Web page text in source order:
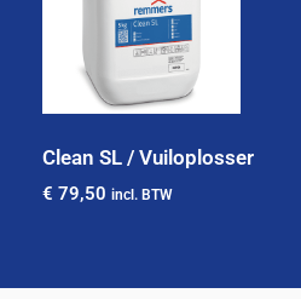
Clean SL / Vuiloplosser
€ 79,50 incl. BTW